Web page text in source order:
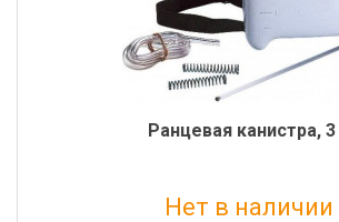
Ранцевая канистра, 3
Нет в наличии